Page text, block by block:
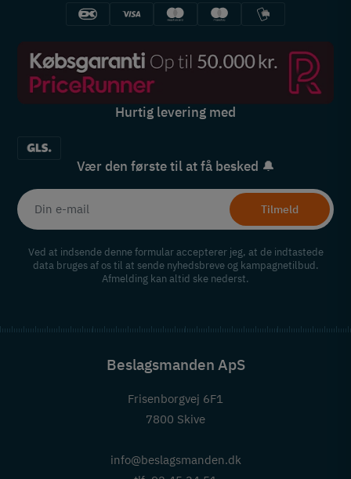
Hurtig levering med
Vær den første til at få besked 🔔
Tilmeld
Ved at indsende denne formular accepterer jeg, at de indtastede
data bruges af os til at sende nyhedsbreve og kampagnetilbud.
Afmelding kan altid ske nederst.
Beslagsmanden ApS
Frisenborgvej 6F1
7800 Skive
info@beslagsmanden.dk